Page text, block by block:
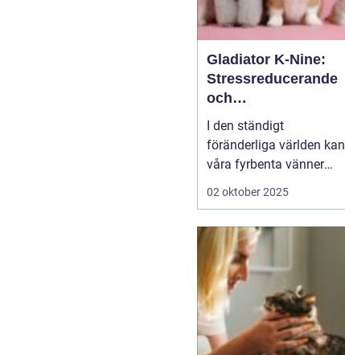
Gladiator K-Nine:
Stressreducerande
och
ångestdämpande
hundhalsband
I den ständigt
föränderliga världen kan
våra fyrbenta vänner
uppleva att livet blir
mänskliga problem;
många hundägare kan
intyga att d...
02 oktober 2025